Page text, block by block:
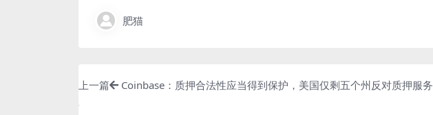
肥猫
上一篇 Coinbase：质押合法性应当得到保护，美国仅剩五个州反对质押服务